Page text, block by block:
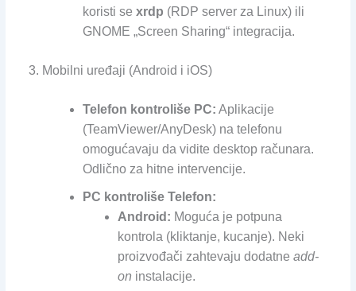
koristi se xrdp (RDP server za Linux) ili
GNOME „Screen Sharing“ integracija.
3. Mobilni uređaji (Android i iOS)
Telefon kontroliše PC: Aplikacije
(TeamViewer/AnyDesk) na telefonu
omogućavaju da vidite desktop računara.
Odlično za hitne intervencije.
PC kontroliše Telefon:
Android: Moguća je potpuna
kontrola (kliktanje, kucanje). Neki
proizvođači zahtevaju dodatne add-
on instalacije.